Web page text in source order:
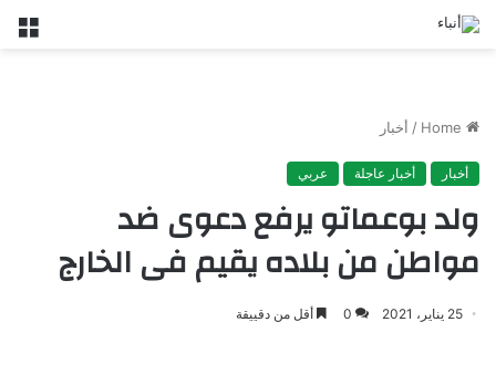
/ أخبار
أخبار أخبار عاجلة عربي
ولد بوعماتو يرفع دعوى ضد
مواطن من بلاده يقيم فى الخارج
25 يناير، 2021 0 أقل من دقييقة